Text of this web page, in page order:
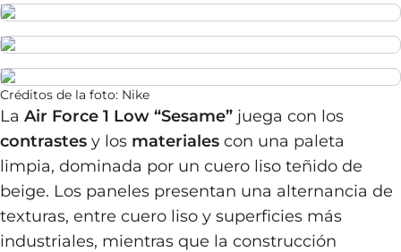
Créditos de la foto: Nike
La Air Force 1 Low “Sesame” juega con los
contrastes y los materiales con una paleta
limpia, dominada por un cuero liso teñido de
beige. Los paneles presentan una alternancia de
texturas, entre cuero liso y superficies más
industriales, mientras que la construcción